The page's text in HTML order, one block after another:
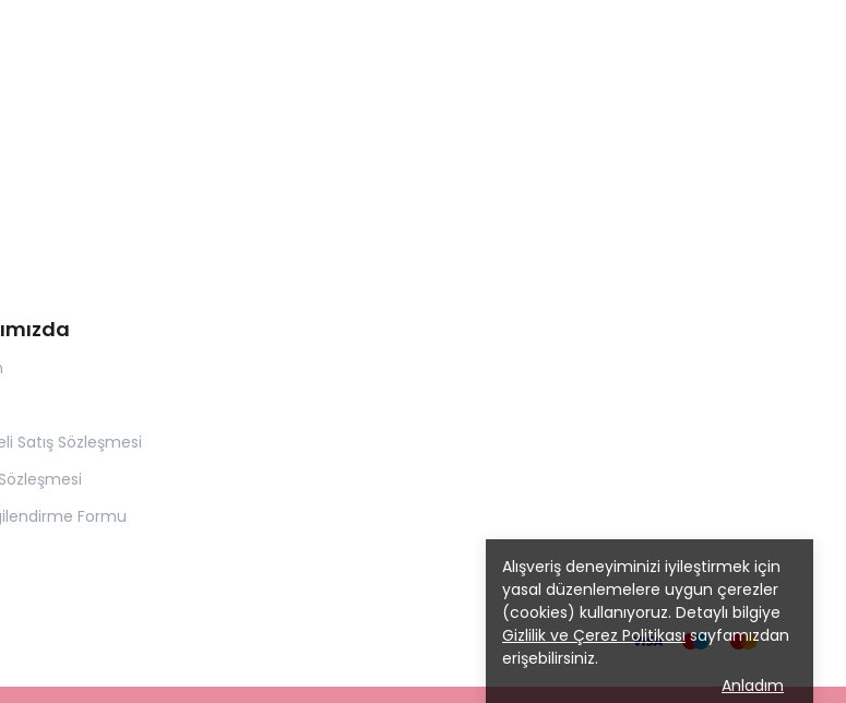
Alışveriş deneyiminizi iyileştirmek için
yasal düzenlemelere uygun çerezler
(cookies) kullanıyoruz. Detaylı bilgiye
Gizlilik ve Çerez Politikasısayfamızdan
erişebilirsiniz.
Anladım
Satış Sözleşmesi
Formu